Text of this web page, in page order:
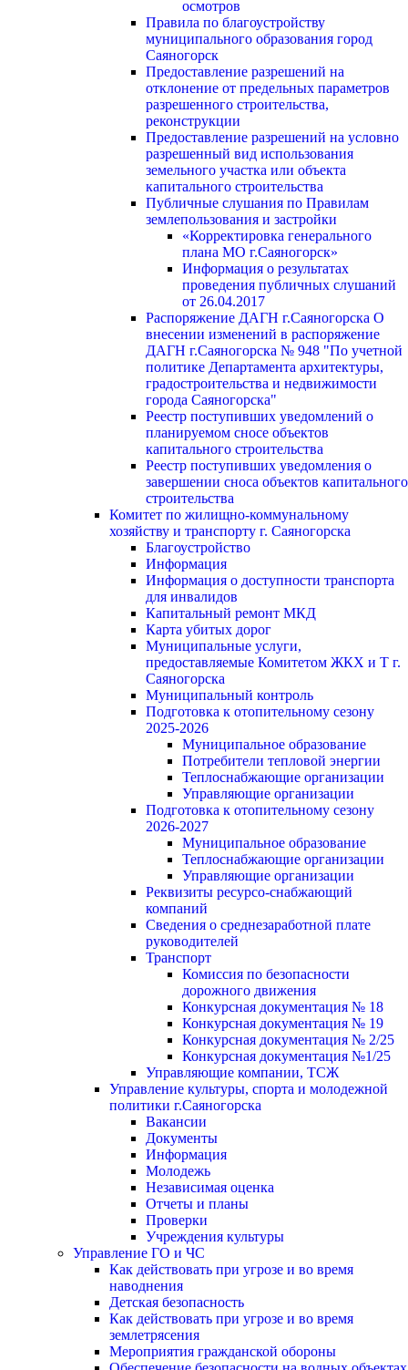
осмотров
Правила по благоустройству
муниципального образования город
Саяногорск
Предоставление разрешений на
отклонение от предельных параметров
разрешенного строительства,
реконструкции
Предоставление разрешений на условно
разрешенный вид использования
земельного участка или объекта
капитального строительства
Публичные слушания по Правилам
землепользования и застройки
«Корректировка генерального
плана МО г.Саяногорск»
Информация о результатах
проведения публичных слушаний
от 26.04.2017
Распоряжение ДАГН г.Саяногорска О
внесении изменений в распоряжение
ДАГН г.Саяногорска № 948 "По учетной
политике Департамента архитектуры,
градостроительства и недвижимости
города Саяногорска"
Реестр поступивших уведомлений о
планируемом сносе объектов
капитального строительства
Реестр поступивших уведомления о
завершении сноса объектов капитального
строительства
Комитет по жилищно-коммунальному
хозяйству и транспорту г. Саяногорска
Благоустройство
Информация
Информация о доступности транспорта
для инвалидов
Капитальный ремонт МКД
Карта убитых дорог
Муниципальные услуги,
предоставляемые Комитетом ЖКХ и Т г.
Саяногорска
Муниципальный контроль
Подготовка к отопительному сезону
2025-2026
Муниципальное образование
Потребители тепловой энергии
Теплоснабжающие организации
Управляющие организации
Подготовка к отопительному сезону
2026-2027
Муниципальное образование
Теплоснабжающие организации
Управляющие организации
Реквизиты ресурсо-снабжающий
компаний
Сведения о среднезаработной плате
руководителей
Транспорт
Комиссия по безопасности
дорожного движения
Конкурсная документация № 18
Конкурсная документация № 19
Конкурсная документация № 2/25
Конкурсная документация №1/25
Управляющие компании, ТСЖ
Управление культуры, спорта и молодежной
политики г.Саяногорска
Вакансии
Документы
Информация
Молодежь
Независимая оценка
Отчеты и планы
Проверки
Учреждения культуры
Управление ГО и ЧС
Как действовать при угрозе и во время
наводнения
Детская безопасность
Как действовать при угрозе и во время
землетрясения
Мероприятия гражданской обороны